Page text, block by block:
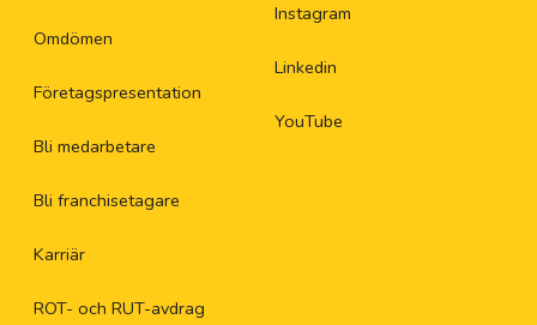
Omdömen
Företagspresentation
Bli medarbetare
Bli franchisetagare
Karriär
ROT- och RUT-avdrag
Instagram
Linkedin
YouTube